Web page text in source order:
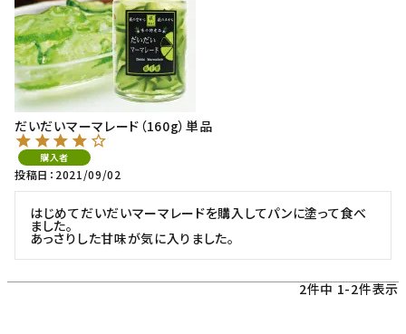
だいだいマーマレード（160g）単品
購入者
投稿日 2021/09/02
はじめてだいだいマーマレードを購入してパンに塗って食べ
ました。
あっさりした甘味が気に入りました。
2件中 1-2件表示